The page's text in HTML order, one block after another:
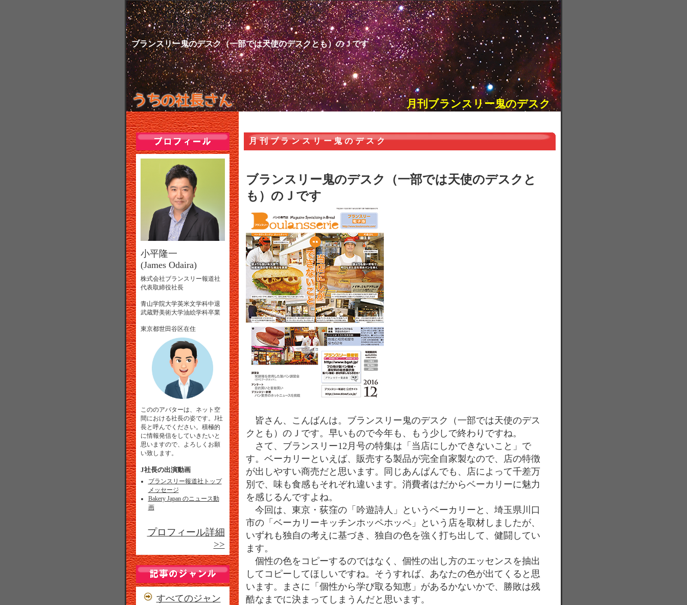
ブランスリー鬼のデスク（一部では天使のデスクとも）のＪです
月刊ブランスリー鬼のデスク
月刊ブランスリー鬼のデスク
ブランスリー鬼のデスク（一部では天使のデスクと
も）のＪです
皆さん、こんばんは。ブランスリー鬼のデスク（一部では天使のデス
クとも）のＪです。早いもので今年も、もう少しで終わりですね。
さて、ブランスリー12月号の特集は「当店にしかできないこと」で
す。ベーカリーといえば、販売する製品が完全自家製なので、店の特徴
が出しやすい商売だと思います。同じあんぱんでも、店によって千差万
別で、味も食感もそれぞれ違います。消費者はだからベーカリーに魅力
を感じるんですよね。
今回は、東京・荻窪の「吟遊詩人」というベーカリーと、埼玉県川口
市の「ベーカリーキッチンホッペホッペ」という店を取材しましたが、
いずれも独自の考えに基づき、独自の色を強く打ち出して、健闘してい
ます。
個性の色をコピーするのではなく、個性の出し方のエッセンスを抽出
してコピーしてほしいですね。そうすれば、あなたの色が出てくると思
います。まさに「個性から学び取る知恵」があるかないかで、勝敗は残
酷なまでに決まってしまうんだと思います。
小平隆一
(James Odaira)
株式会社ブランスリー報道社
代表取締役社長
青山学院大学英米文学科中退
武蔵野美術大学油絵学科卒業
東京都世田谷区在住
こののアバターは、ネット空
間における社長の姿です。J社
長と呼んでください。積極的
に情報発信をしていきたいと
思いますので、よろしくお願
い致します。
J社長の出演動画
ブランスリー報道社トップ
メッセージ
Bakery Japan のニュース動
画
プロフィール詳細
>>
すべてのジャン